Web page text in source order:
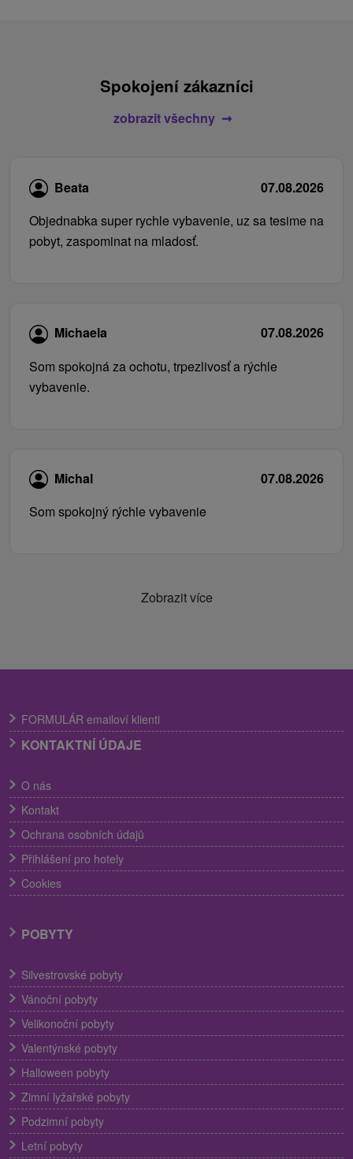
Spokojení zákazníci
zobrazit všechny
Beata
07.08.2026
Objednabka super rychle vybavenie, uz sa tesime na
pobyt, zaspominat na mladosť.
Michaela
07.08.2026
Som spokojná za ochotu, trpezlivosť a rýchle
vybavenie.
Michal
07.08.2026
Som spokojný rýchle vybavenie
Zobrazit více
FORMULÁR emailoví klienti
KONTAKTNÍ ÚDAJE
O nás
Kontakt
Ochrana osobních údajů
Přihlášení pro hotely
Cookies
POBYTY
Silvestrovské pobyty
Vánoční pobyty
Velikonoční pobyty
Valentýnské pobyty
Halloween pobyty
Zimní lyžařské pobyty
Podzimní pobyty
Letní pobyty